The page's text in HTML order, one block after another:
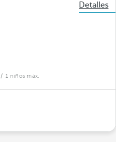
Detalles
/ 1 niños máx.